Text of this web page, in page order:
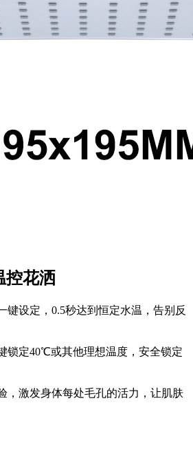
控花洒
键设定，0.5秒达到恒定水温，告别反
锁定40℃或其他理想温度，安全锁定
，激发身体每处毛孔的活力，让肌肤